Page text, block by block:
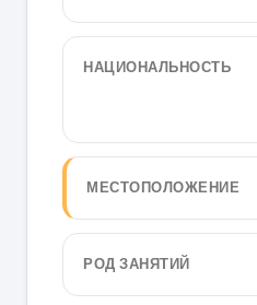
НАЦИОНАЛЬНОСТЬ
МЕСТОПОЛОЖЕНИЕ
РОД ЗАНЯТИЙ